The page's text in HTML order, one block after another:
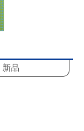
新品